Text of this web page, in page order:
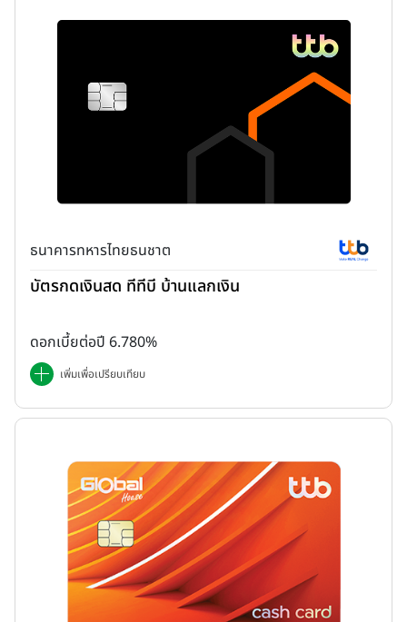
ธนาคารทหารไทยธนชาต
บัตรกดเงินสด ทีทีบี บ้านแลกเงิน
ดอกเบี้ยต่อปี 6.780%
เพิ่มเพื่อเปรียบเทียบ